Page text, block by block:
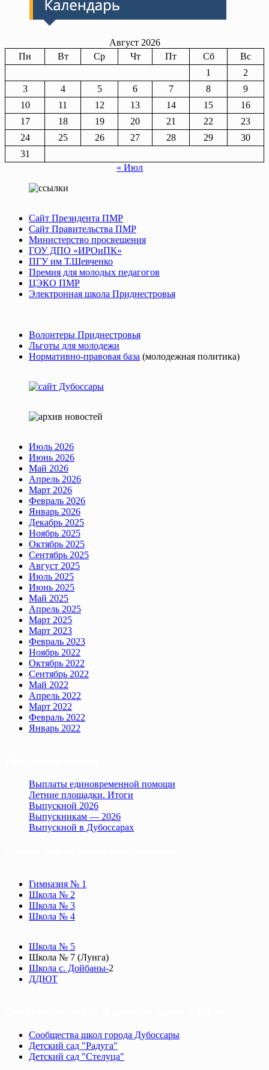
Август 2026
Пн
Вт Ср Чт Пт Сб
Вс
1
2
3
4 5 6 7 8
9
10
11 12 13 14 15
16
17
18 19 20 21 22
23
24
25 26 27 28 29
30
31
« Июл
Сайт Президента ПМР
Сайт Правительства ПМР
Министерство просвещения
ГОУ ДПО «ИРОиПК»
ПГУ им Т.Шевченко
Премия для молодых педагогов
ЦЭКО ПМР
Электронная школа Приднестровья
Волонтеры Приднестровья
Льготы для молодежи
Нормативно-правовая база (молодежная политика)
Июль 2026
Июнь 2026
Май 2026
Апрель 2026
Март 2026
Февраль 2026
Январь 2026
Декабрь 2025
Ноябрь 2025
Октябрь 2025
Сентябрь 2025
Август 2025
Июль 2025
Июнь 2025
Май 2025
Апрель 2025
Март 2025
Март 2023
Февраль 2023
Ноябрь 2022
Октябрь 2022
Сентябрь 2022
Май 2022
Апрель 2022
Март 2022
Февраль 2022
Январь 2022
Выплаты единовременной помощи
Летние площадки. Итоги
Выпускной 2026
Выпускникам — 2026
Выпускной в Дубоссарах
Гимназия № 1
Школа № 2
Школа № 3
Школа № 4
Школа № 5
Школа № 7 (Лунга)
Школа с. Дойбаны-2
ДДЮТ
Сообщества школ города Дубоссары
Детский сад "Радуга"
Детский сад "Стелуца"